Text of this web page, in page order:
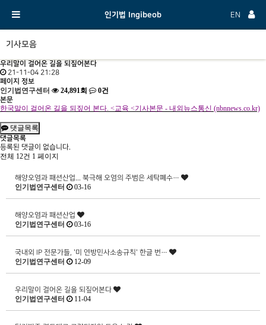
인기법 Ingibeob EN
기사모음
우리말이 걸어온 길을 되짚어본다
21-11-04 21:28
페이지 정보
인기법연구센터 24,891회 0건
본문
한국말이 걸어온 길을 되짚어 본다. <교육 <기사본문 - 내외뉴스통신 (nbnnews.co.kr)
댓글목록
댓글목록
등록된 댓글이 없습니다.
전체 12건 1 페이지
해양오염과 패션산업... 북극해 오염의 주범은 세탁폐수…
인기법연구센터 03-16
해양오염과 패션산업
인기법연구센터 03-16
국내외 IP 전문가들, '미 연방민사소송규칙' 한글 번…
인기법연구센터 12-09
우리말이 걸어온 길을 되짚어본다
인기법연구센터 11-04